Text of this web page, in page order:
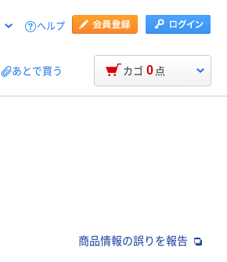
ヘルプ
あとで買う カゴ 0 点
商品情報の誤りを報告